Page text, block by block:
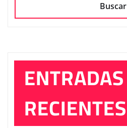
Buscar
ENTRADAS
RECIENTES